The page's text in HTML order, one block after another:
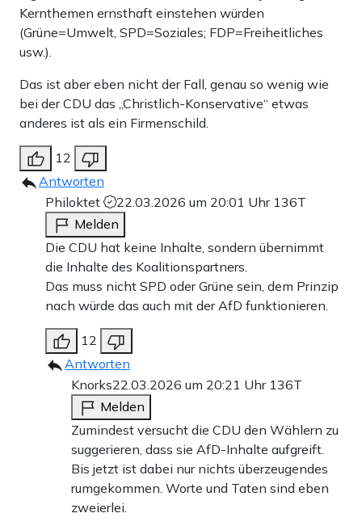
Kernthemen ernsthaft einstehen würden
(Grüne=Umwelt, SPD=Soziales; FDP=Freiheitliches
usw.).
Das ist aber eben nicht der Fall, genau so wenig wie
bei der CDU das „Christlich-Konservative“ etwas
anderes ist als ein Firmenschild.
12
Antworten
Philoktet
22.03.2026 um 20:01 Uhr 136T
Melden
Die CDU hat keine Inhalte, sondern übernimmt
die Inhalte des Koalitionspartners.
Das muss nicht SPD oder Grüne sein, dem Prinzip
nach würde das auch mit der AfD funktionieren.
12
Antworten
Knorks22.03.2026 um 20:21 Uhr 136T
Melden
Zumindest versucht die CDU den Wählern zu
suggerieren, dass sie AfD-Inhalte aufgreift.
Bis jetzt ist dabei nur nichts überzeugendes
rumgekommen. Worte und Taten sind eben
zweierlei.